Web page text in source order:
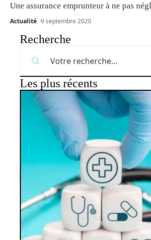
Une assurance emprunteur à ne pas
Actualité 9 septembre 2020
Recherche
Les plus récents